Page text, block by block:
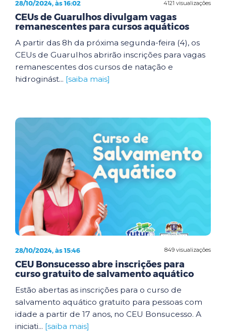
4121 visualizações
28/10/2024, às 16:02
CEUs de Guarulhos divulgam vagas
remanescentes para cursos aquáticos
A partir das 8h da próxima segunda-feira (4), os
CEUs de Guarulhos abrirão inscrições para vagas
remanescentes dos cursos de natação e
hidroginást... [saiba mais]
849 visualizações
28/10/2024, às 15:46
CEU Bonsucesso abre inscrições para
curso gratuito de salvamento aquático
Estão abertas as inscrições para o curso de
salvamento aquático gratuito para pessoas com
idade a partir de 17 anos, no CEU Bonsucesso. A
iniciati... [saiba mais]